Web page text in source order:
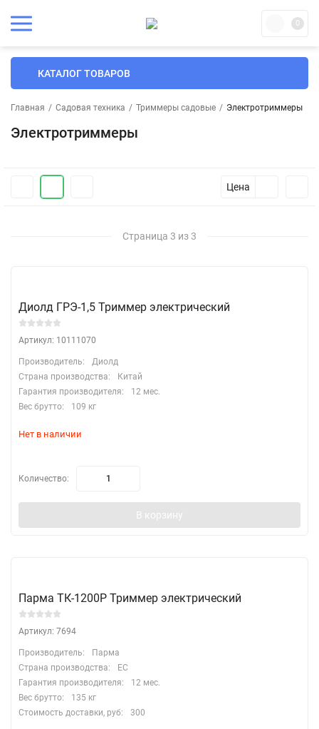
0
КАТАЛОГ ТОВАРОВ
Главная / Садовая техника / Триммеры садовые / Электротриммеры
Электротриммеры
Цена
Страница 3 из 3
Диолд ГРЭ-1,5 Триммер электрический
Артикул: 10111070
Производитель:
Диолд
Страна производства:
Китай
Гарантия производителя:
12 мес.
Вес брутто:
109 кг
Нет в наличии
Количество:
В корзину
Парма ТК-1200Р Триммер электрический
Артикул: 7694
Производитель:
Парма
Страна производства:
EC
Гарантия производителя:
12 мес.
Вес брутто:
135 кг
Стоимость доставки, руб:
300